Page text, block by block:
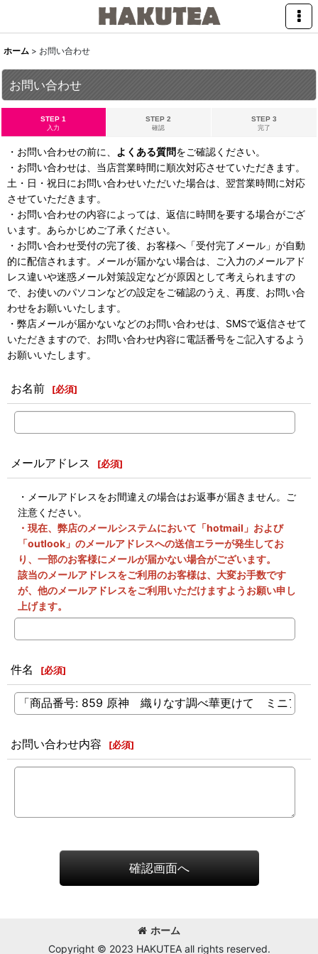
ホーム > お問い合わせ
お問い合わせ
STEP 1
入力
STEP 2
確認
STEP 3
完了
・お問い合わせの前に、 よくある質問をご確認ください。
・お問い合わせは、当店営業時間に順次対応させていただきます。
土・日・祝日にお問い合わせいただいた場合は、翌営業時間に対応
させていただきます。
・お問い合わせの内容によっては、返信に時間を要する場合がござ
います。あらかじめご了承ください。
・お問い合わせ受付の完了後、お客様へ「受付完了メール」が自動
的に配信されます。メールが届かない場合は、ご入力のメールアド
レス違いや迷惑メール対策設定などが原因として考えられますの
で、お使いのパソコンなどの設定をご確認のうえ、再度、お問い合
わせをお願いいたします。
・弊店メールが届かないなどのお問い合わせは、SMSで返信させて
いただきますので、お問い合わせ内容に電話番号をご記入するよう
お願いいたします。
お名前 [必須]
メールアドレス [必須]
・メールアドレスをお間違えの場合はお返事が届きません。ご
注意ください。
・現在、弊店のメールシステムにおいて「hotmail」および
「outlook」のメールアドレスへの送信エラーが発生してお
り、一部のお客様にメールが届かない場合がございます。
該当のメールアドレスをご利用のお客様は、大変お手数です
が、他のメールアドレスをご利用いただけますようお願い申し
上げます。
件名 [必須]
お問い合わせ内容 [必須]
確認画面へ
ホーム
Copyright © 2023 HAKUTEA all rights reserved.